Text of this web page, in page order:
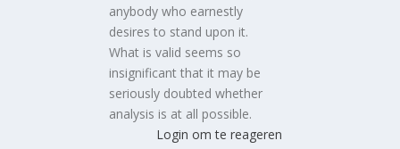
anybody who earnestly
desires to stand upon it.
What is valid seems so
insignificant that it may be
seriously doubted whether
analysis is at all possible.
Login om te reageren